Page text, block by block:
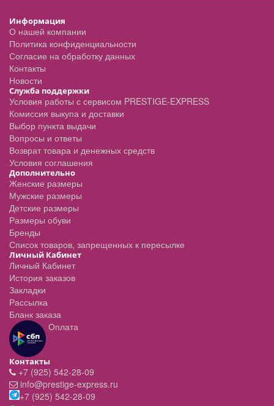
Информация
О нашей компании
Политика конфиденциальности
Согласие на обработку данных
Контакты
Новости
Служба поддержки
Условия работы с сервисом PRESTIGE-EXPRESS
Комиссия выкупа и доставки
Выбор пункта выдачи
Вопросы и ответы
Возврат товара и денежных средств
Условия соглашения
Дополнительно
Женские размеры
Мужские размеры
Детские размеры
Размеры обуви
Бренды
Список товаров, запрещенных к пересылке
Личный Кабинет
Личный Кабинет
История заказов
Закладки
Рассылка
Бланк заказа
Оплата
Контакты
+7 (925) 542-28-09
info@prestige-express.ru
+7 (925) 542-28-09